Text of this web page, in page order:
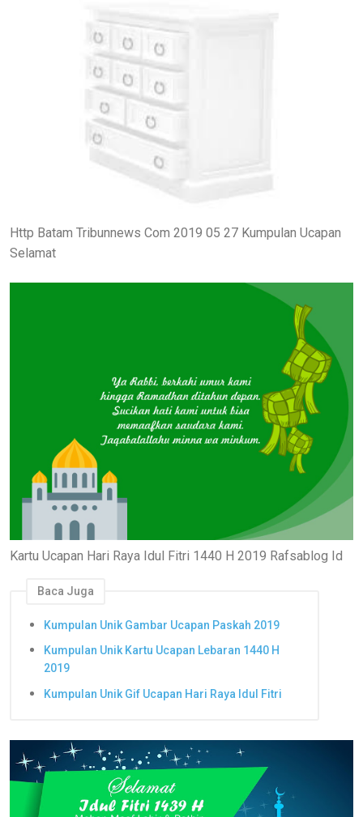
Http Batam Tribunnews Com 2019 05 27 Kumpulan Ucapan
Selamat
Kartu Ucapan Hari Raya Idul Fitri 1440 H 2019 Rafsablog Id
Baca Juga
Kumpulan Unik Gambar Ucapan Paskah 2019
Kumpulan Unik Kartu Ucapan Lebaran 1440 H
2019
Kumpulan Unik Gif Ucapan Hari Raya Idul Fitri